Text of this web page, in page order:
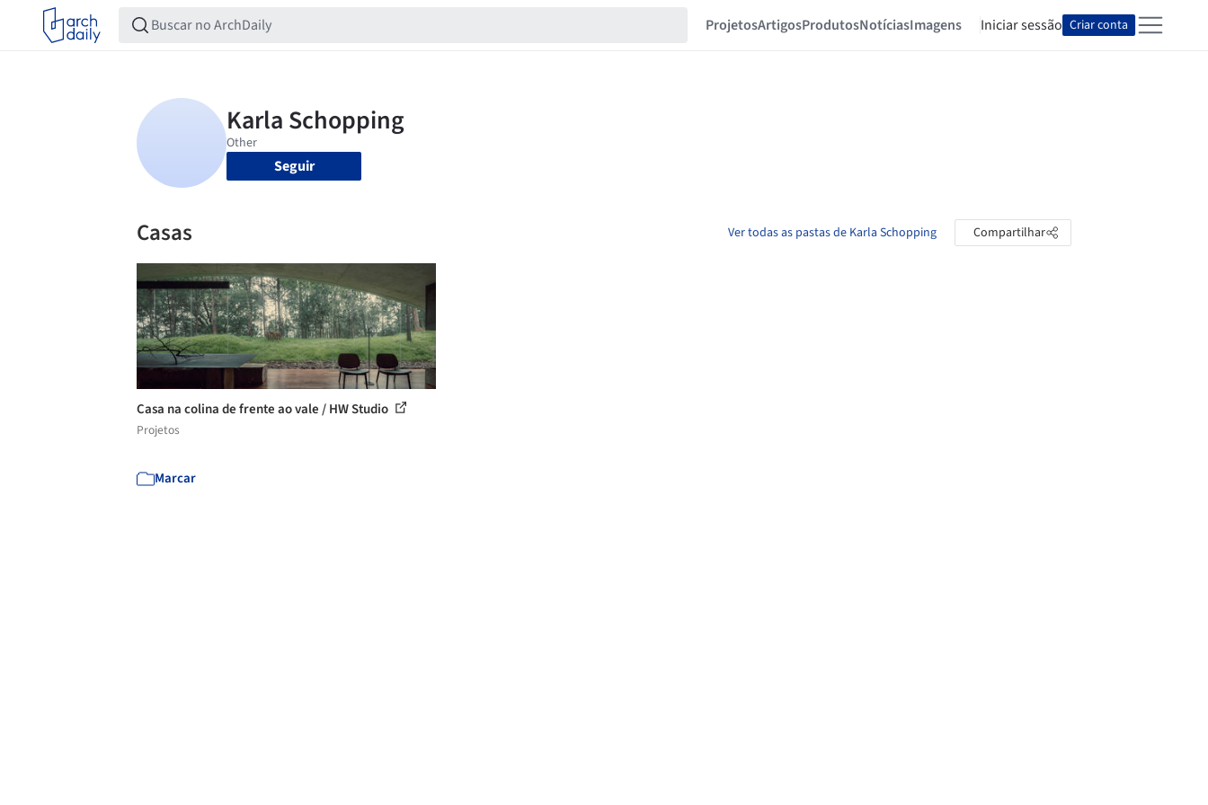
ProjetosArtigosProdutosNotíciasImagens Iniciar sessão Criar conta
Seguir
Casas Ver todas as pastas de Karla Schopping Compartilhar
Casa na colina de frente ao vale / HW Studio
Projetos
Marcar